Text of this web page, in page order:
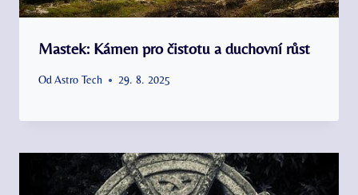
Mastek: Kámen pro čistotu a duchovní růst
Od Astro Tech 29. 8. 2025